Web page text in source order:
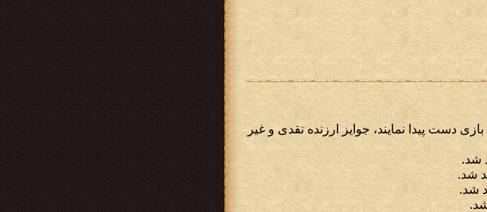
دست پیدا نمایند، جوایز ارزنده نقدی و غیر
شد.